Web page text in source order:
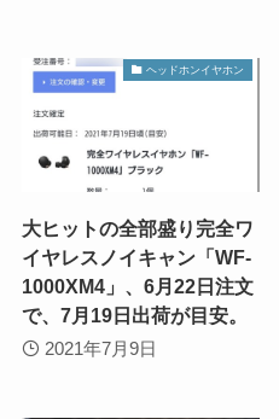
ヘッドホンイヤホン
大ヒットの全部盛り完全ワ
イヤレスノイキャン「WF-
1000XM4」、6月22日注文
で、7月19日出荷が目安。
2021年7月9日